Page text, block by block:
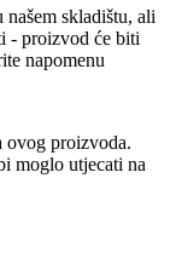
skladištu, ali
- proizvod će biti
napomenu
ovog proizvoda.
moglo utjecati na